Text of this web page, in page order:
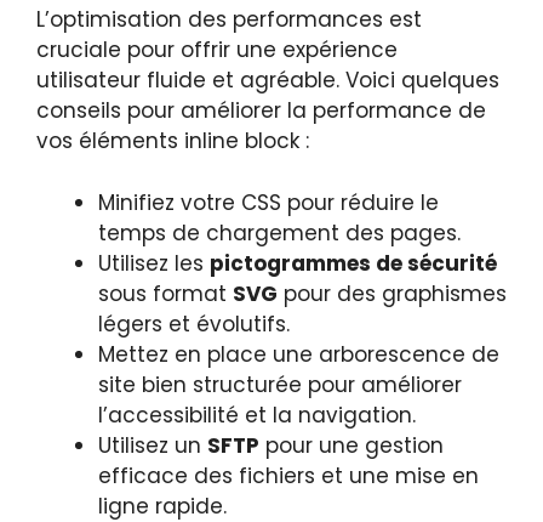
L’optimisation des performances est
cruciale pour offrir une expérience
utilisateur fluide et agréable. Voici quelques
conseils pour améliorer la performance de
vos éléments inline block :
Minifiez votre CSS pour réduire le
temps de chargement des pages.
Utilisez les pictogrammes de sécurité
sous format SVG pour des graphismes
légers et évolutifs.
Mettez en place une arborescence de
site bien structurée pour améliorer
l’accessibilité et la navigation.
Utilisez un SFTP pour une gestion
efficace des fichiers et une mise en
ligne rapide.